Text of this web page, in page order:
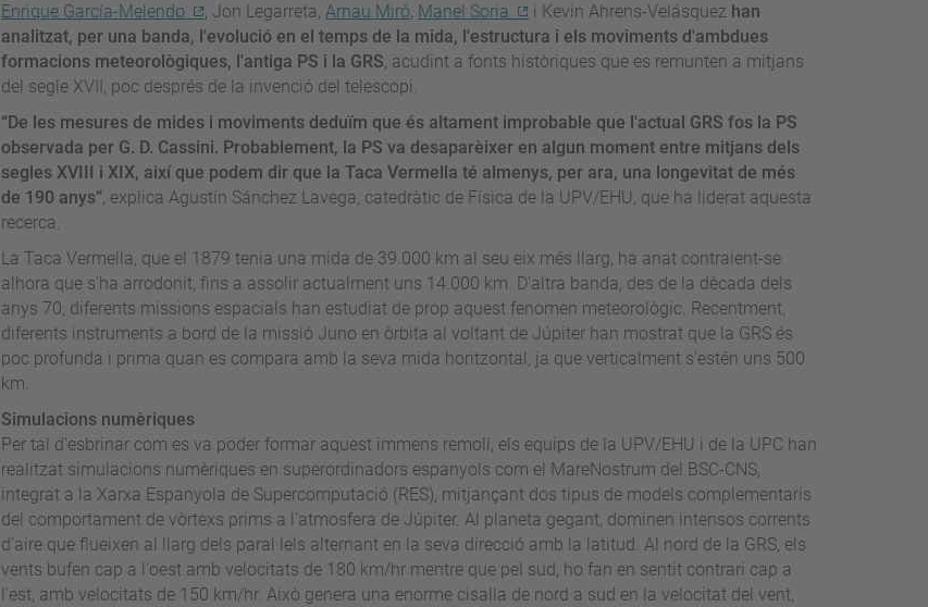
Enrique García-Melendo
, Jon Legarreta, Arnau Miró, Manel Soria i Kevin Ahrens-Velásquez han
analitzat, per una banda, l'evolució en el temps de la mida, l'estructura i els moviments d'ambdues
formacions meteorològiques, l'antiga PS i la GRS, acudint a fonts històriques que es remunten a mitjans
del segle XVII, poc després de la invenció del telescopi.
“De les mesures de mides i moviments deduïm que és altament improbable que l'actual GRS fos la PS
observada per G. D. Cassini. Probablement, la PS va desaparèixer en algun moment entre mitjans dels
segles XVIII i XIX, així que podem dir que la Taca Vermella té almenys, per ara, una longevitat de més
de 190 anys”, explica Agustín Sánchez Lavega, catedràtic de Física de la UPV/EHU, que ha liderat aquesta
recerca.
La Taca Vermella, que el 1879 tenia una mida de 39.000 km al seu eix més llarg, ha anat contraient-se
alhora que s'ha arrodonit, fins a assolir actualment uns 14.000 km. D'altra banda, des de la dècada dels
anys 70, diferents missions espacials han estudiat de prop aquest fenomen meteorològic. Recentment,
diferents instruments a bord de la missió Juno en òrbita al voltant de Júpiter han mostrat que la GRS és
poc profunda i prima quan es compara amb la seva mida horitzontal, ja que verticalment s'estén uns 500
km.
Simulacions numèriques
Per tal d'esbrinar com es va poder formar aquest immens remolí, els equips de la UPV/EHU i de la UPC han
realitzat simulacions numèriques en superordinadors espanyols com el MareNostrum del BSC-CNS,
integrat a la Xarxa Espanyola de Supercomputació (RES), mitjançant dos tipus de models complementaris
del comportament de vòrtexs prims a l'atmosfera de Júpiter. Al planeta gegant, dominen intensos corrents
d’aire que flueixen al llarg dels paral·lels alternant en la seva direcció amb la latitud. Al nord de la GRS, els
vents bufen cap a l'oest amb velocitats de 180 km/hr mentre que pel sud, ho fan en sentit contrari cap a
l'est, amb velocitats de 150 km/hr. Això genera una enorme cisalla de nord a sud en la velocitat del vent,